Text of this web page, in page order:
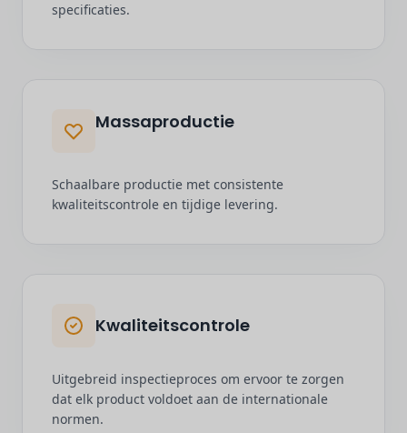
specificaties.
Massaproductie
Schaalbare productie met consistente
kwaliteitscontrole en tijdige levering.
Kwaliteitscontrole
Uitgebreid inspectieproces om ervoor te zorgen
dat elk product voldoet aan de internationale
normen.